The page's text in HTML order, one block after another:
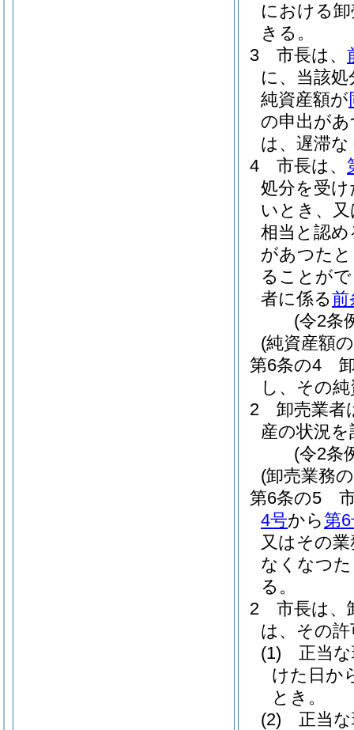
における
きる。
3
市長は、
に、当該
純資産額が
の申出が
は、遅滞
4
市長は、
処分を受
いとき、
相当と認
があつた
ることが
者に係る前
(令2条
(純資産額
第6条の4
し、その
2
卸売業者
産の状況
(令2条
(卸売業務
第6条の5
4号から第
又はその
なくなつ
る。
2
市長は、
は、その
(1)
正当
けた日か
とき。
(2)
正当